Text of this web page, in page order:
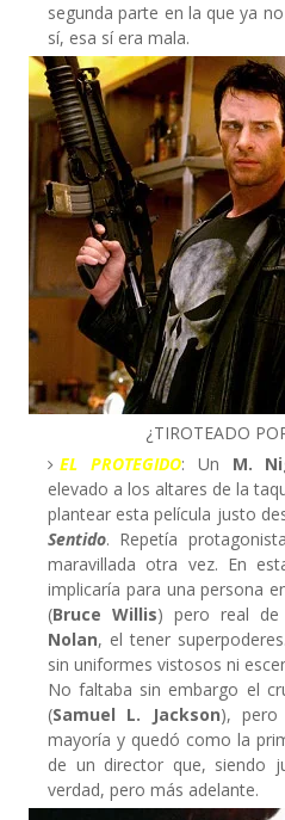
segunda parte en la que ya
sí, esa sí era mala.
¿TIROTEADO
EL PROTEGIDO: Un M.
elevado a los altares de la
plantear esta película justo
Sentido. Repetía
maravillada otra vez. En
implicaría para una persona
(Bruce Willis) pero real
Nolan, el tener
sin uniformes vistosos ni
No faltaba sin embargo el
(Samuel L. Jackson), pero
mayoría y quedó como la
de un director que, siendo
verdad, pero más adelante.